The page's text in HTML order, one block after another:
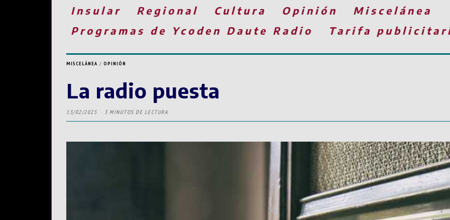
Insular
Regional Cultura Opinión
Miscelánea
Programas de Ycoden Daute Radio
Tarifa
MISCELÁNEA / OPINIÓN
La radio puesta
13/02/2025 3 MINUTOS DE LECTURA